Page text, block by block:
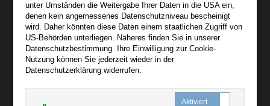
AGB
Impressum
Widerruf
Datenschutz
unter Umständen die Weitergabe Ihrer Daten in die USA ein,
denen kein angemessenes Datenschutzniveau bescheinigt
wird. Daher könnten diese Daten einem staatlichen Zugriff von
US-Behörden unterliegen. Näheres finden Sie in unserer
Datenschutzbestimmung. Ihre Einwilligung zur Cookie-
Nutzung können Sie jederzeit wieder in der
Datenschutzerklärung widerrufen.